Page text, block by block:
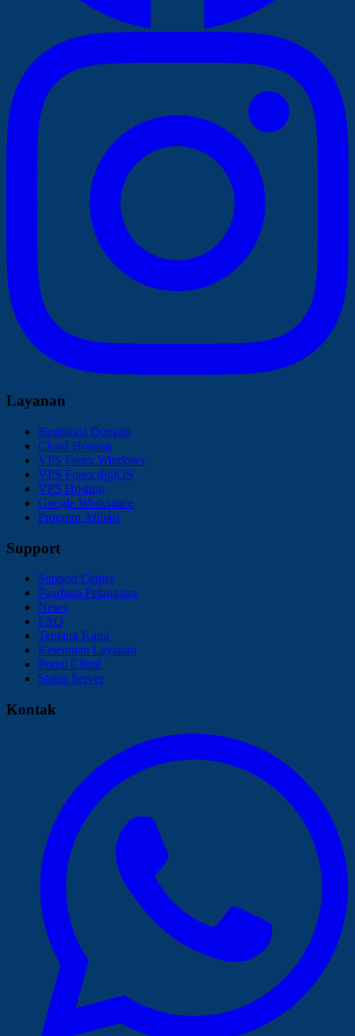
Layanan
Registrasi Domain
Cloud Hosting
VPS Forex Windows
VPS Forex digiOS
VPS Hosting
Google Workspace
Program Afiliasi
Support
Support Center
Panduan Pelanggan
News
FAQ
Tentang Kami
Ketentuan Layanan
Portal Client
Status Server
Kontak